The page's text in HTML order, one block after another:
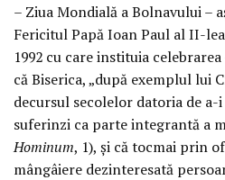
– Ziua Mondială a Bolnavului –
Fericitul Papă Ioan Paul al II-
1992 cu care instituia
că Biserica, „după exemplul lui
decursul secolelor datoria de
suferinzi ca parte integrantă a
Hominum, 1), şi că tocmai prin
mângâiere dezinteresată